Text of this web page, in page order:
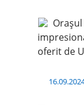
oferit de